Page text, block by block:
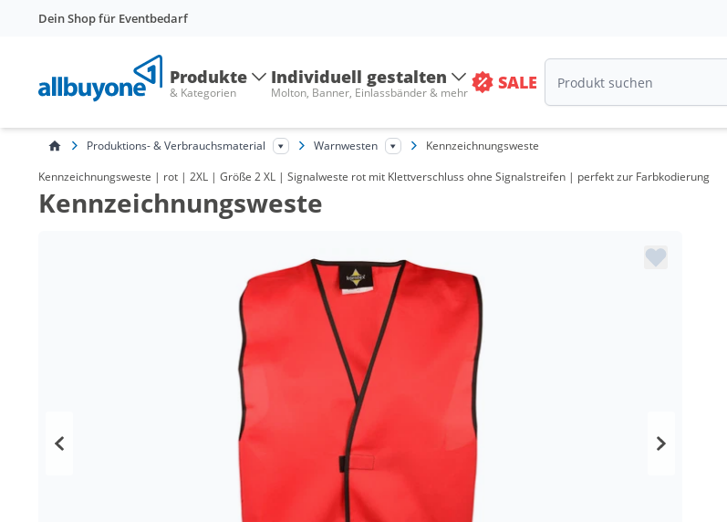
Dein Shop für Eventbedarf
Produkte
& Kategorien
Individuell gestalten
Molton, Banner, Einlassbänder & mehr SALE
Produktions- & Verbrauchsmaterial Warnwesten Kennzeichnungsweste
Kennzeichnungsweste | rot | 2XL | Größe 2 XL | Signalweste rot mit Klettverschluss ohne Signalstreifen | perfekt zur Farbkodierung
Kennzeichnungsweste